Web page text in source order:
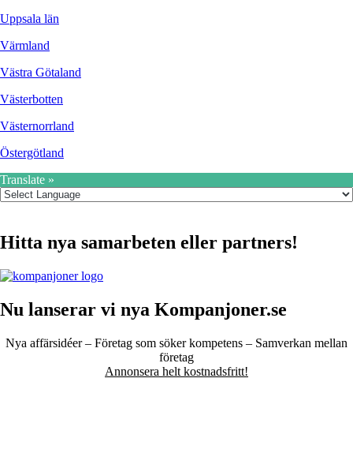
Uppsala län
Värmland
Västra Götaland
Västerbotten
Västernorrland
Östergötland
Translate »
Hitta nya samarbeten eller partners!
Nu lanserar vi nya Kompanjoner.se
Nya affärsidéer – Företag som söker kompetens – Samverkan mellan
företag
Annonsera helt kostnadsfritt!